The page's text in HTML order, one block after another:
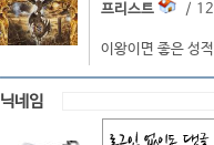
프리스트 /
이왕이면 좋은 성
닉네임